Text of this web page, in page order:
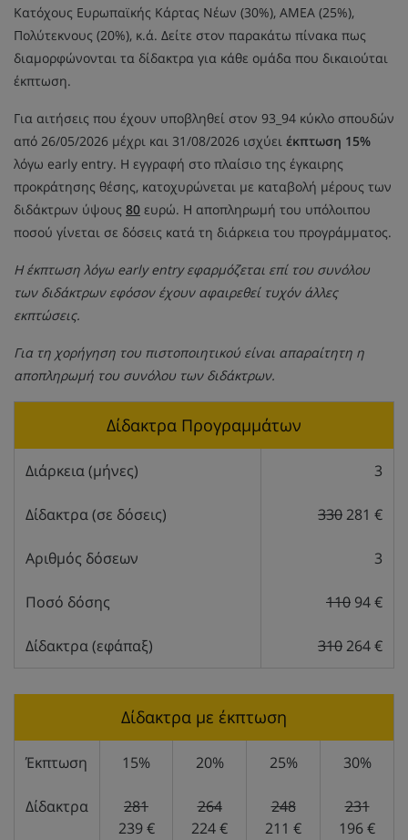
Κατόχους Ευρωπαϊκής Κάρτας Νέων (30%), ΑΜΕΑ (25%),
Πολύτεκνους (20%), κ.ά. Δείτε στον παρακάτω πίνακα πως
διαμορφώνονται τα δίδακτρα για κάθε ομάδα που δικαιούται
έκπτωση.
Για αιτήσεις που έχουν υποβληθεί στον 93_94 κύκλο σπουδών
από 26/05/2026 μέχρι και 31/08/2026 ισχύει έκπτωση 15%
λόγω early entry. Η εγγραφή στο πλαίσιο της έγκαιρης
προκράτησης θέσης, κατοχυρώνεται με καταβολή μέρους των
διδάκτρων ύψους 80 ευρώ. Η αποπληρωμή του υπόλοιπου
ποσού γίνεται σε δόσεις κατά τη διάρκεια του προγράμματος.
Η έκπτωση λόγω early entry εφαρμόζεται επί του συνόλου
των διδάκτρων εφόσον έχουν αφαιρεθεί τυχόν άλλες
εκπτώσεις.
Για τη χορήγηση του πιστοποιητικού είναι απαραίτητη η
αποπληρωμή του συνόλου των διδάκτρων.
Δίδακτρα Προγραμμάτων
Διάρκεια (μήνες) 3
Δίδακτρα (σε δόσεις) 330281 €
Αριθμός δόσεων 3
Ποσό δόσης 110 94 €
Δίδακτρα (εφάπαξ) 310264 €
Δίδακτρα με έκπτωση
Έκπτωση 15% 20% 25% 30%
Δίδακτρα
281
239 €
264
224 €
248
211 €
231
196 €